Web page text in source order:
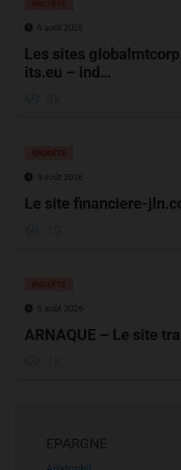
6 août 2026
Les sites
its.eu – ind…
5 août 2026
Le site financiere-
5 août 2026
ARNAQUE – Le site
EPARGNE